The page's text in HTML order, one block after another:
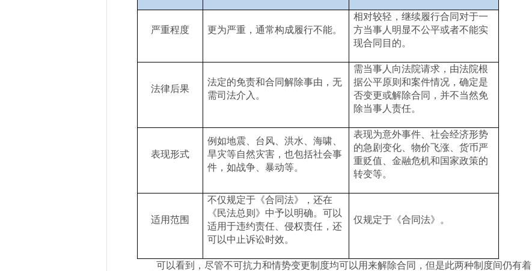
严重程度 更为严重，通常构成履行不能。
相对较轻，继续履行合同对于一
方当事人明显不公平或者不能实
现合同目的。
法律后果
法定的免责和合同解除事由，无
需司法介入。
需当事人向法院请求，由法院根
据公平原则和案件情况，确定是
否变更或解除合同，并不当然免
除当事人责任。
表现形式
例如地震、台风、洪水、海啸、
旱灾等自然灾害，也包括社会事
件，如战争、暴动等。
表现为意外事件、社会经济形势
的急剧变化、物价飞涨、货币严
重贬值、金融危机和国家政策的
转变等。
适用范围
不仅规定于《合同法》，还在
《民法总则》中予以明确。可以
适用于违约责任、侵权责任，还
可以中止诉讼时效。
仅规定于《合同法》。
可以看到，尽管不可抗力和情势变更制度均可以用来解除合同，但是此两种制度间仍有着